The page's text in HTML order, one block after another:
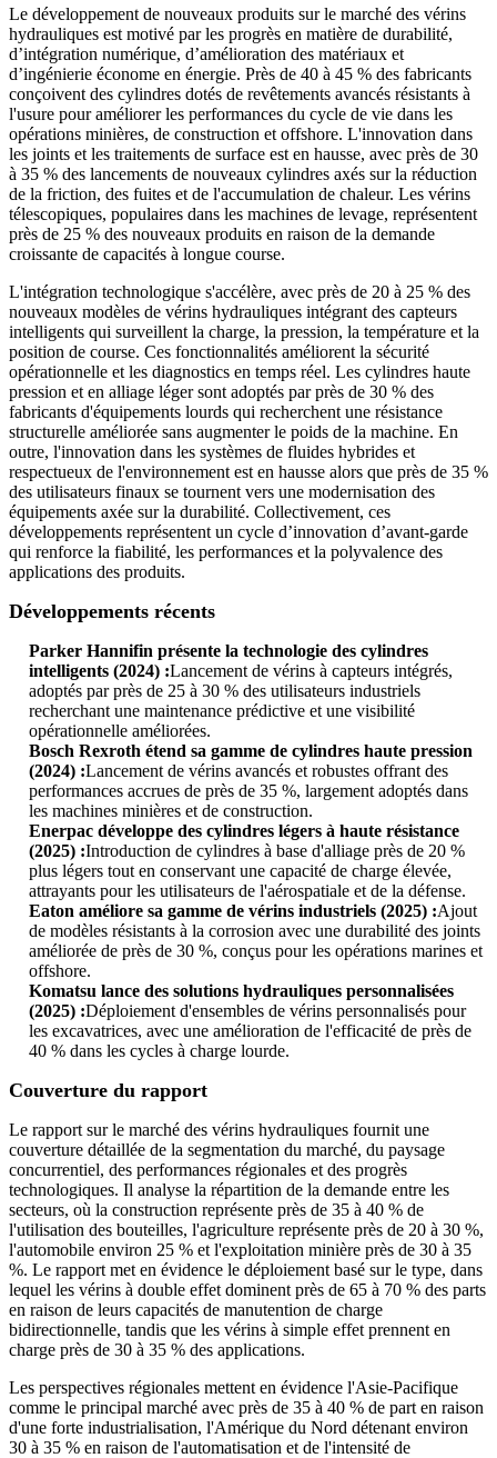
Le développement de nouveaux produits sur le marché des vérins
hydrauliques est motivé par les progrès en matière de durabilité,
d’intégration numérique, d’amélioration des matériaux et
d’ingénierie économe en énergie. Près de 40 à 45 % des fabricants
conçoivent des cylindres dotés de revêtements avancés résistants à
l'usure pour améliorer les performances du cycle de vie dans les
opérations minières, de construction et offshore. L'innovation dans
les joints et les traitements de surface est en hausse, avec près de 30
à 35 % des lancements de nouveaux cylindres axés sur la réduction
de la friction, des fuites et de l'accumulation de chaleur. Les vérins
télescopiques, populaires dans les machines de levage, représentent
près de 25 % des nouveaux produits en raison de la demande
croissante de capacités à longue course.
L'intégration technologique s'accélère, avec près de 20 à 25 % des
nouveaux modèles de vérins hydrauliques intégrant des capteurs
intelligents qui surveillent la charge, la pression, la température et la
position de course. Ces fonctionnalités améliorent la sécurité
opérationnelle et les diagnostics en temps réel. Les cylindres haute
pression et en alliage léger sont adoptés par près de 30 % des
fabricants d'équipements lourds qui recherchent une résistance
structurelle améliorée sans augmenter le poids de la machine. En
outre, l'innovation dans les systèmes de fluides hybrides et
respectueux de l'environnement est en hausse alors que près de 35 %
des utilisateurs finaux se tournent vers une modernisation des
équipements axée sur la durabilité. Collectivement, ces
développements représentent un cycle d’innovation d’avant-garde
qui renforce la fiabilité, les performances et la polyvalence des
applications des produits.
Développements récents
Parker Hannifin présente la technologie des cylindres
intelligents (2024) :Lancement de vérins à capteurs intégrés,
adoptés par près de 25 à 30 % des utilisateurs industriels
recherchant une maintenance prédictive et une visibilité
opérationnelle améliorées.
Bosch Rexroth étend sa gamme de cylindres haute pression
(2024) :Lancement de vérins avancés et robustes offrant des
performances accrues de près de 35 %, largement adoptés dans
les machines minières et de construction.
Enerpac développe des cylindres légers à haute résistance
(2025) :Introduction de cylindres à base d'alliage près de 20 %
plus légers tout en conservant une capacité de charge élevée,
attrayants pour les utilisateurs de l'aérospatiale et de la défense.
Eaton améliore sa gamme de vérins industriels (2025) :Ajout
de modèles résistants à la corrosion avec une durabilité des joints
améliorée de près de 30 %, conçus pour les opérations marines et
offshore.
Komatsu lance des solutions hydrauliques personnalisées
(2025) :Déploiement d'ensembles de vérins personnalisés pour
les excavatrices, avec une amélioration de l'efficacité de près de
40 % dans les cycles à charge lourde.
Couverture du rapport
Le rapport sur le marché des vérins hydrauliques fournit une
couverture détaillée de la segmentation du marché, du paysage
concurrentiel, des performances régionales et des progrès
technologiques. Il analyse la répartition de la demande entre les
secteurs, où la construction représente près de 35 à 40 % de
l'utilisation des bouteilles, l'agriculture représente près de 20 à 30 %,
l'automobile environ 25 % et l'exploitation minière près de 30 à 35
%. Le rapport met en évidence le déploiement basé sur le type, dans
lequel les vérins à double effet dominent près de 65 à 70 % des parts
en raison de leurs capacités de manutention de charge
bidirectionnelle, tandis que les vérins à simple effet prennent en
charge près de 30 à 35 % des applications.
Les perspectives régionales mettent en évidence l'Asie-Pacifique
comme le principal marché avec près de 35 à 40 % de part en raison
d'une forte industrialisation, l'Amérique du Nord détenant environ
30 à 35 % en raison de l'automatisation et de l'intensité de